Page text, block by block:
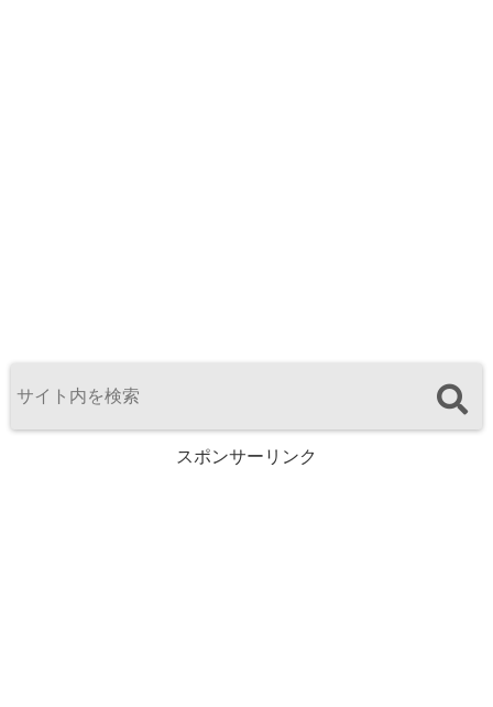
スポンサーリンク